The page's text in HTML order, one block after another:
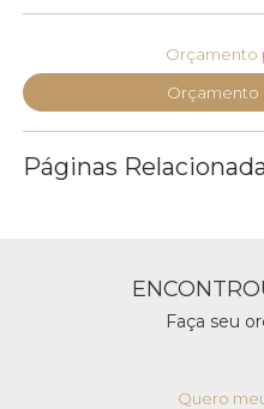
Orçamento
Orçamento
Páginas
Faça seu
Quero